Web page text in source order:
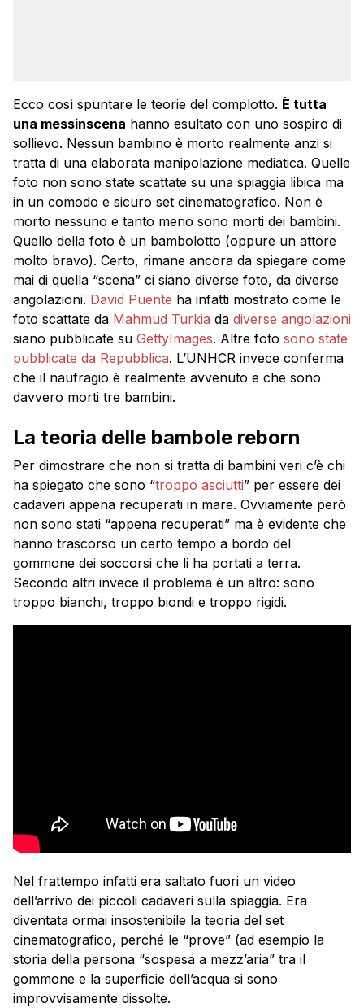
Ecco così spuntare le teorie del complotto. È tutta
una messinscena hanno esultato con uno sospiro di
sollievo. Nessun bambino è morto realmente anzi si
tratta di una elaborata manipolazione mediatica. Quelle
foto non sono state scattate su una spiaggia libica ma
in un comodo e sicuro set cinematografico. Non è
morto nessuno e tanto meno sono morti dei bambini.
Quello della foto è un bambolotto (oppure un attore
molto bravo). Certo, rimane ancora da spiegare come
mai di quella “scena” ci siano diverse foto, da diverse
angolazioni. David Puente ha infatti mostrato come le
foto scattate da Mahmud Turkia da diverse angolazioni
siano pubblicate su GettyImages. Altre foto sono state
pubblicate da Repubblica. L’UNHCR invece conferma
che il naufragio è realmente avvenuto e che sono
davvero morti tre bambini.
La teoria delle bambole reborn
Per dimostrare che non si tratta di bambini veri c’è chi
ha spiegato che sono “troppo asciutti” per essere dei
cadaveri appena recuperati in mare. Ovviamente però
non sono stati “appena recuperati” ma è evidente che
hanno trascorso un certo tempo a bordo del
gommone dei soccorsi che li ha portati a terra.
Secondo altri invece il problema è un altro: sono
troppo bianchi, troppo biondi e troppo rigidi.
Nel frattempo infatti era saltato fuori un video
dell’arrivo dei piccoli cadaveri sulla spiaggia. Era
diventata ormai insostenibile la teoria del set
cinematografico, perché le “prove” (ad esempio la
storia della persona “sospesa a mezz’aria” tra il
gommone e la superficie dell’acqua si sono
improvvisamente dissolte.